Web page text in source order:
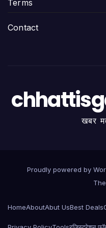
Terms
Contact
खबर
Proudly powered by
HomeAboutAbut UsBest Deals